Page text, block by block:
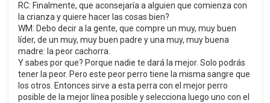
RC: Finalmente, que aconsejaría a alguien que comienza con
la crianza y quiere hacer las cosas bien?
WM: Debo decir a la gente, que compre un muy, muy buen
líder, de un muy, muy buen padre y una muy, muy buena
madre: la peor cachorra.
Y sabes por que? Porque nadie te dará la mejor. Solo podrás
tener la peor. Pero este peor perro tiene la misma sangre que
los otros. Entonces sirve a esta perra con el mejor perro
posible de la mejor línea posible y selecciona luego uno con el